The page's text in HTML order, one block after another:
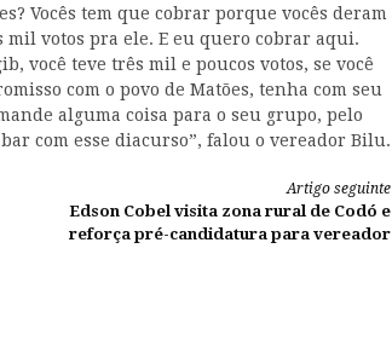
Vocês tem que cobrar porque vocês deram
mil votos pra ele. E eu quero cobrar aqui.
você teve três mil e poucos votos, se você
com o povo de Matões, tenha com seu
alguma coisa para o seu grupo, pelo
com esse diacurso”, falou o vereador Bilu.
Artigo seguinte
Edson Cobel visita zona rural de Codó e
reforça pré-candidatura para vereador